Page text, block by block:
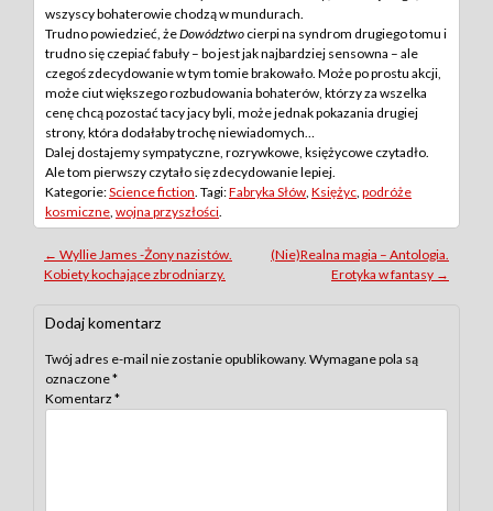
wszyscy bohaterowie chodzą w mundurach.
Trudno powiedzieć, żeDowództwo cierpi na syndrom drugiego tomu i
trudno się czepiać fabuły – bo jest jak najbardziej sensowna – ale
czegoś zdecydowanie w tym tomie brakowało. Może po prostu akcji,
może ciut większego rozbudowania bohaterów, którzy za wszelka
cenę chcą pozostać tacy jacy byli, może jednak pokazania drugiej
strony, która dodałaby trochę niewiadomych…
Dalej dostajemy sympatyczne, rozrywkowe, księżycowe czytadło.
Ale tom pierwszy czytało się zdecydowanie lepiej.
Kategorie:Science fiction . Tagi:Fabryka Słów Księżyc podróże
kosmiczne wojna przyszłości
Post
navigation
← Wyllie James -Żony nazistów.
Kobiety kochające zbrodniarzy.
(Nie)Realna magia – Antologia.
Erotyka w fantasy →
Dodaj komentarz
Twój adres e-mail nie zostanie opublikowany. Wymagane pola są
oznaczone*
Komentarz *